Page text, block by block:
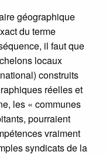
géographique
du terme
il faut que
locaux
construits
réelles et
les « communes
pourraient
vraiment
syndicats de la